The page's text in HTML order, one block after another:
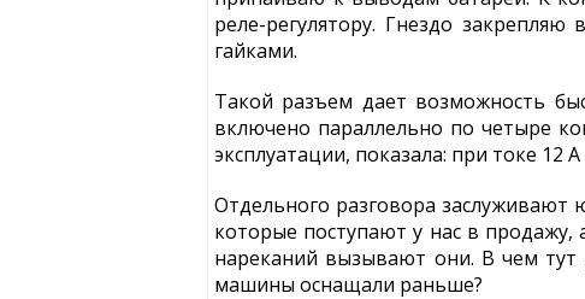
реле-регулятору. Гнездо
гайками.
Такой разъем дает возможность
включено параллельно по четыре
эксплуатации, показала: при токе 12
Отдельного разговора
которые поступают у нас в
нареканий вызывают они. В чем тут
машины оснащали раньше?